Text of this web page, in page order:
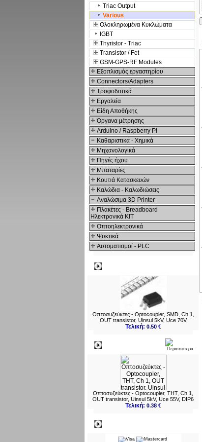
Triac Output
Various
Ολοκληρωμένα Κυκλώματα
IGBT
Thyristor - Triac
Transistor / Fet
GSM-GPS-RF Modules
Εξοπλισμός εργαστηρίου
Connectors/Adapters
Τροφοδοτικά
Εργαλεία
Είδη Αποθήκης
Όργανα μέτρησης
Arduino / Raspberry Pi
Καθαριστικά - Χημικά
Μηχανολογικά
Πηγές ήχου
Μπαταρίες
Κουτιά Κατασκευών
Καλώδια - Καλωδιώσεις
Αναλώσιμα 3D Printer
Πλακέτες - Breadboard
Ηλεκτρονικά ΚΙΤ
Οπτοηλεκτρονικά
Ψυκτικά
Αυτοματισμοί - PLC
Οπτοσυζεύκτες - Optocoupler, SMD, Ch 1,
OUT transistor, Uinsul 5kV, Uce 70V
Τελική: 0.50 €
Οπτοσυζεύκτες - Optocoupler, THT, Ch 1,
OUT transistor, Uinsul 5kV, Uce 55V, DIP6
Τελική: 0.38 €